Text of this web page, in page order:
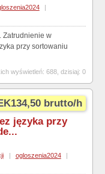
|
Zatrudnienie w
przy sortowaniu
wyświetleń: 688, dzisiaj: 0
brutto/h
języka przy
ogloszenia2024